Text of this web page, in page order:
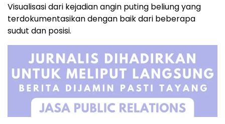
Visualisasi dari kejadian angin puting beliung yang
terdokumentasikan dengan baik dari beberapa
sudut dan posisi.